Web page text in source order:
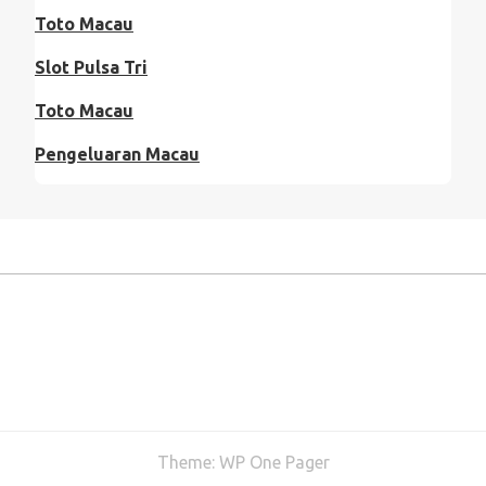
Toto Macau
Slot Pulsa Tri
Toto Macau
Pengeluaran Macau
Theme: WP One Pager